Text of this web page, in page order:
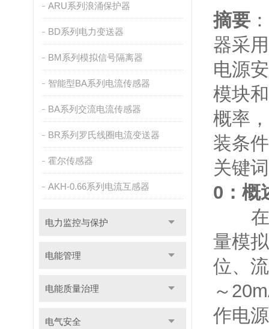
ARU系列浪涌保护器
BD系列电力变送器
BM系列模拟信号隔离器
智能型BA系列电流传感器
BA系列交流电流传感器
BR系列罗氏线圈电流变送器
霍尔传感器
AKH-0.66系列电流互感器
电力监控与保护
电能管理
电能质量治理
电气安全
摘要
器采
电源
模块
概率
装条
关键
0：概
在水
量模
位、
～
作电